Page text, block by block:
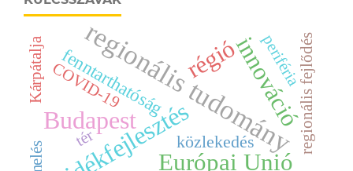
regionális tudomány
vidékfejlesztés
Budapest innováció
Európai Unió
régió
fenntarthatóság
közlekedés
COVID-19 regionális fejlődés
tér
periféria
Kárpátalja